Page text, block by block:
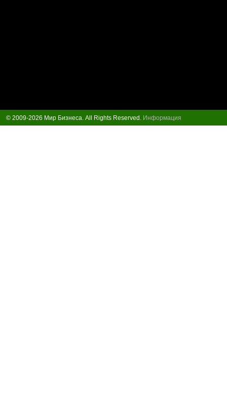
© 2009-2026 Мир Бизнеса. All Rights Reserved. Информация